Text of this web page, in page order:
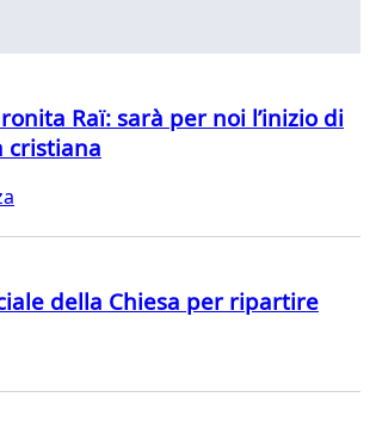
Raï: sarà per noi l’inizio di
cristiana
della Chiesa per ripartire